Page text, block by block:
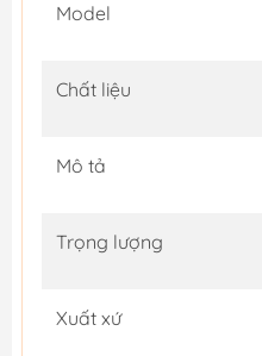
Model
Chất liệu
Mô tả
Trọng lượng
Xuất xứ